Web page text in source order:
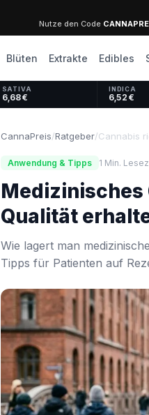
Nutze den Code
Blüten Extrakte Edibles
SATIVA
6,68 €
INDICA
6,52 €
CannaPreis/Ratgeber/Cannabis
Anwendung & Tipps 1 Min.
Medizinisches
Qualität
Wie lagert man
Tipps für Patienten auf